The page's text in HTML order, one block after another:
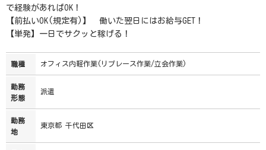
で経験があればOK！
【前払いOK(規定有)】 働いた翌日にはお給与GET！
【単発】一日でサクッと稼げる！
職種 オフィス内軽作業(リプレース作業/立会作業)
勤務
形態
派遣
勤務
地
東京都 千代田区